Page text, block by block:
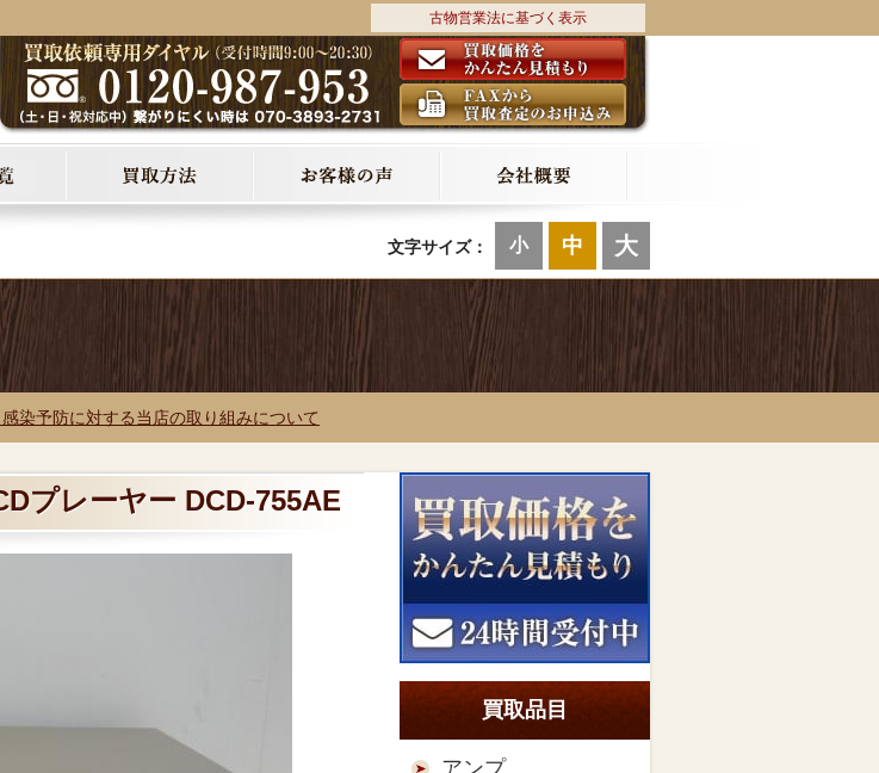
古物営業法に基づく表示
文字サイズ： 小 中 大
感染予防に対する当店の取り組みについて
プレーヤー DCD-755AE
買取品目
アンプ